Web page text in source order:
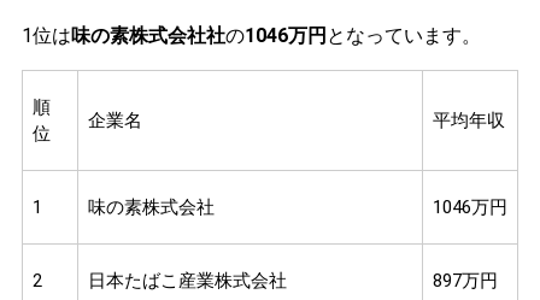
1位は味の素株式会社社の1046万円 となっています。
順
位
企業名 平均年収
1 味の素株式会社 1046万円
2 日本たばこ産業株式会社 897万円